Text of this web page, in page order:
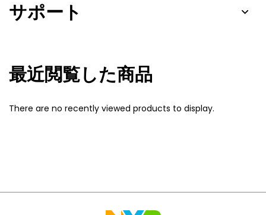
サポート
最近閲覧した商品
There are no recently viewed products to display.